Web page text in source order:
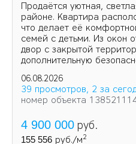
Продаётся уютная,
районе. Квартира
что делает её
семей с детьми. Из окон
двор с закрытой
дополнительную
06.08.2026
39 просмотров, 2 за
номер объекта
4 900 000 руб.
155 556 руб./м2